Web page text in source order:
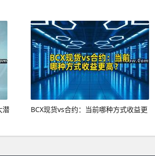
潜 BCX现货vs合约：当前哪种方式收益更